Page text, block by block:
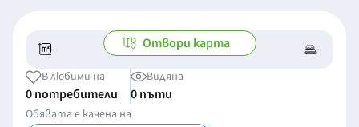
- -/- -
Отвори карта
В любими на
0 потребители
Видяна
0 пъти
Обявата е качена на